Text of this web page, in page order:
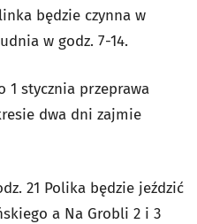
będzie czynna w
w godz. 7-14.
1 stycznia przeprawa
dwa dni zajmie
21 Polika będzie jeździć
a Na Grobli 2 i 3